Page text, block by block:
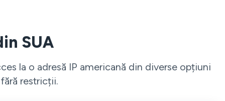
SUA
la o adresă IP americană din diverse opțiuni
restricții.